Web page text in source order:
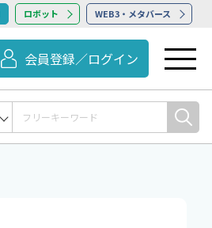
ロボット WEB3・メタバース
会員登録／ログイン
コンサルティング 物体認識